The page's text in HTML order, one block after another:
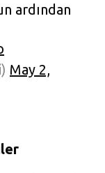
ardından
May 2,